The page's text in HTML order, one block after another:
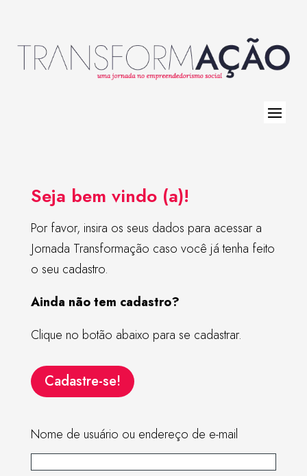
Seja bem vindo (a)!
Por favor, insira os seus dados para acessar a
Jornada Transformação caso você já tenha feito
o seu cadastro.
Ainda não tem cadastro?
Clique no botão abaixo para se cadastrar.
Cadastre-se!
Nome de usuário ou endereço de e-mail